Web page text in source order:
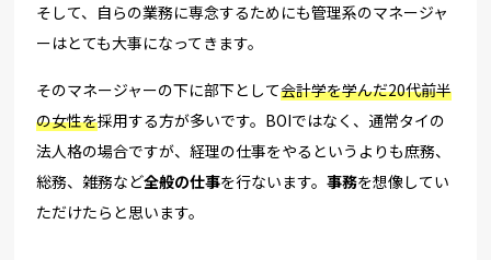
そして、自らの業務に専念するためにも管理系のマネージャ
ーはとても大事になってきます。
そのマネージャーの下に部下として会計学を学んだ20代前半
の女性を採用する方が多いです。BOIではなく、通常タイの
法人格の場合ですが、経理の仕事をやるというよりも庶務、
総務、雑務など全般の仕事を行ないます。事務を想像してい
ただけたらと思います。